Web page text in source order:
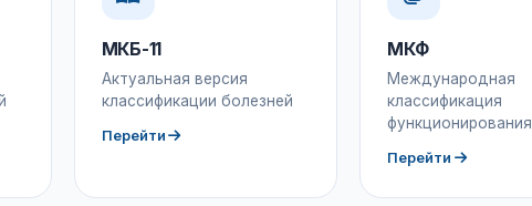
МКБ-11
Актуальная версия
классификации болезней
Перейти
МКФ
Международная
классификация
функционирования
Перейти